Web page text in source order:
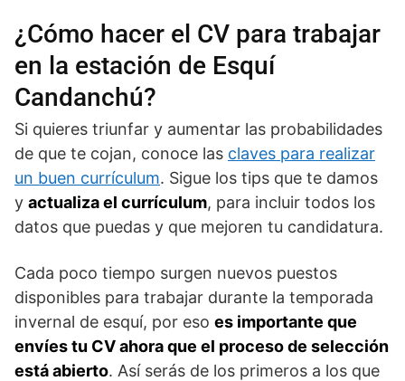
¿Cómo hacer el CV para trabajar
en la estación de Esquí
Candanchú?
Si quieres triunfar y aumentar las probabilidades
de que te cojan, conoce las claves para realizar
un buen currículum. Sigue los tips que te damos
y actualiza el currículum, para incluir todos los
datos que puedas y que mejoren tu candidatura.
Cada poco tiempo surgen nuevos puestos
disponibles para trabajar durante la temporada
invernal de esquí, por eso es importante que
envíes tu CV ahora que el proceso de selección
está abierto. Así serás de los primeros a los que